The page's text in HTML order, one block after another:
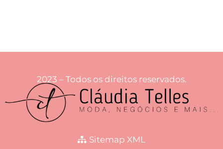
2023 – Todos os direitos reservados.
Sitemap XML